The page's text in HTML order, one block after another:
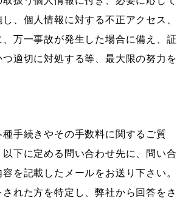
、個人情報に対する不正アクセス、
万一事故が発生した場合に備え、証
適切に対処する等、最大限の努力を
手続きやその手数料に関するご質
下に定める問い合わせ先に、問い合
を記載したメールをお送り下さい。
れた方を特定し、弊社から回答をさ